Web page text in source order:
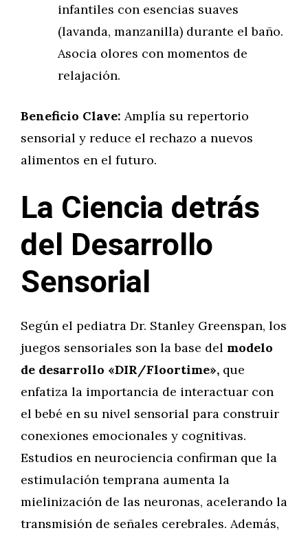
infantiles con esencias suaves
(lavanda, manzanilla) durante el baño.
Asocia olores con momentos de
relajación.
Beneficio Clave: Amplía su repertorio
sensorial y reduce el rechazo a nuevos
alimentos en el futuro.
La Ciencia detrás
del Desarrollo
Sensorial
Según el pediatra Dr. Stanley Greenspan, los
juegos sensoriales son la base del modelo
de desarrollo «DIR/Floortime», que
enfatiza la importancia de interactuar con
el bebé en su nivel sensorial para construir
conexiones emocionales y cognitivas.
Estudios en neurociencia confirman que la
estimulación temprana aumenta la
mielinización de las neuronas, acelerando la
transmisión de señales cerebrales. Además,